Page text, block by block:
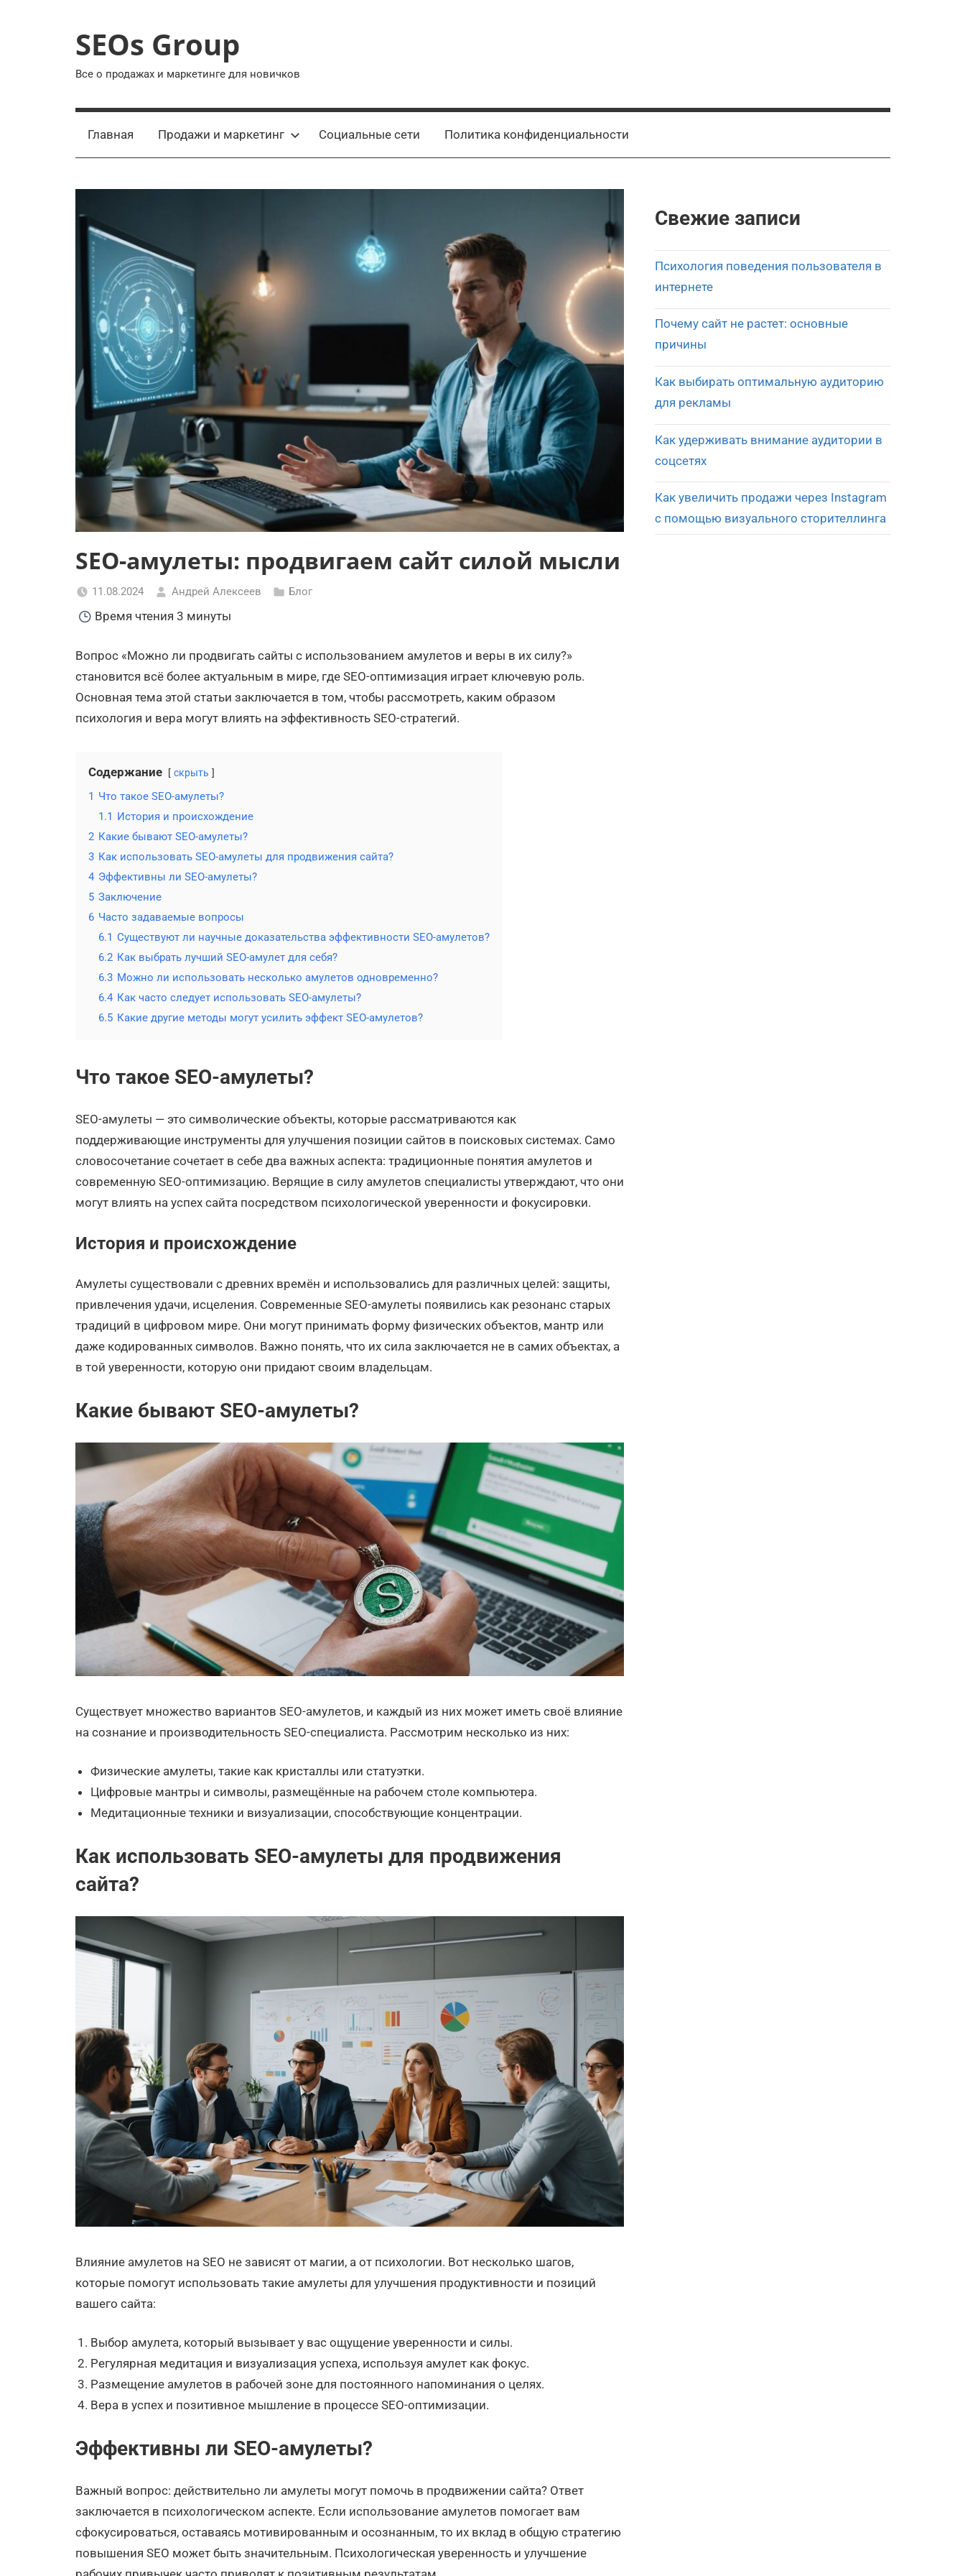
содержимомуSEOs Group
Все о продажах и маркетинге для новичков
Главная Продажи и маркетинг Социальные сети Политика конфиденциальности
SEO-амулеты: продвигаем сайт силой мысли
11.08.2024 Андрей Алексеев Блог
Время чтения 3 минуты
Вопрос «Можно ли продвигать сайты с использованием амулетов и веры в их силу?»
становится всё более актуальным в мире, где SEO-оптимизация играет ключевую роль.
Основная тема этой статьи заключается в том, чтобы рассмотреть, каким образом
психология и вера могут влиять на эффективность SEO-стратегий.
Содержание скрыть
1 Что такое SEO-амулеты?
1.1 История и происхождение
2 Какие бывают SEO-амулеты?
3 Как использовать SEO-амулеты для продвижения сайта?
4 Эффективны ли SEO-амулеты?
5 Заключение
6 Часто задаваемые вопросы
6.1 Существуют ли научные доказательства эффективности SEO-амулетов?
6.2 Как выбрать лучший SEO-амулет для себя?
6.3 Можно ли использовать несколько амулетов одновременно?
6.4 Как часто следует использовать SEO-амулеты?
6.5 Какие другие методы могут усилить эффект SEO-амулетов?
Что такое SEO-амулеты?
SEO-амулеты — это символические объекты, которые рассматриваются как
поддерживающие инструменты для улучшения позиции сайтов в поисковых системах. Само
словосочетание сочетает в себе два важных аспекта: традиционные понятия амулетов и
современную SEO-оптимизацию. Верящие в силу амулетов специалисты утверждают, что они
могут влиять на успех сайта посредством психологической уверенности и фокусировки.
История и происхождение
Амулеты существовали с древних времён и использовались для различных целей: защиты,
привлечения удачи, исцеления. Современные SEO-амулеты появились как резонанс старых
традиций в цифровом мире. Они могут принимать форму физических объектов, мантр или
даже кодированных символов. Важно понять, что их сила заключается не в самих объектах, а
в той уверенности, которую они придают своим владельцам.
Какие бывают SEO-амулеты?
Существует множество вариантов SEO-амулетов, и каждый из них может иметь своё влияние
на сознание и производительность SEO-специалиста. Рассмотрим несколько из них:
Физические амулеты, такие как кристаллы или статуэтки.
Цифровые мантры и символы, размещённые на рабочем столе компьютера.
Медитационные техники и визуализации, способствующие концентрации.
Как использовать SEO-амулеты для продвижения
сайта?
Влияние амулетов на SEO не зависят от магии, а от психологии. Вот несколько шагов,
которые помогут использовать такие амулеты для улучшения продуктивности и позиций
вашего сайта:
Выбор амулета, который вызывает у вас ощущение уверенности и силы.
Регулярная медитация и визуализация успеха, используя амулет как фокус.
Размещение амулетов в рабочей зоне для постоянного напоминания о целях.
Вера в успех и позитивное мышление в процессе SEO-оптимизации.
Эффективны ли SEO-амулеты?
Важный вопрос: действительно ли амулеты могут помочь в продвижении сайта? Ответ
заключается в психологическом аспекте. Если использование амулетов помогает вам
сфокусироваться, оставаясь мотивированным и осознанным, то их вклад в общую стратегию
повышения SEO может быть значительным. Психологическая уверенность и улучшение
Свежие записи
Психология поведения пользователя в
интернете
Почему сайт не растет: основные
причины
Как выбирать оптимальную аудиторию
для рекламы
Как удерживать внимание аудитории в
соцсетях
Как увеличить продажи через Instagram
с помощью визуального сторителлинга